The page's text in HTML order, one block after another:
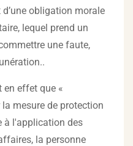
d’une obligation morale
lequel prend un
une faute,
en effet que «
mesure de protection
à l'application des
la personne